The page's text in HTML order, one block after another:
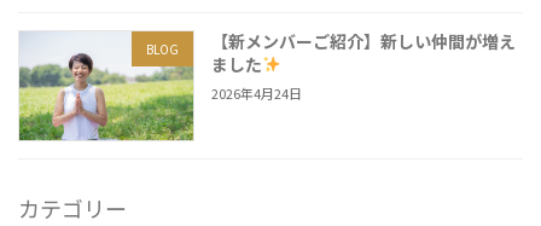
BLOG
【新メンバーご紹介】新しい仲間が増え
ました
2026年4月24日
カテゴリー